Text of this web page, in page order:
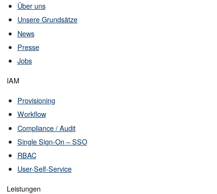
Über uns
Unsere Grundsätze
News
Presse
Jobs
IAM
Provisioning
Workflow
Compliance / Audit
Single Sign-On – SSO
RBAC
User-Self-Service
Leistungen